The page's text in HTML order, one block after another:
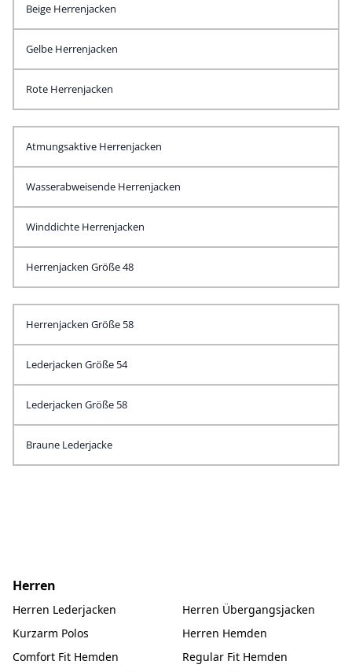
Beige Herrenjacken
Gelbe Herrenjacken
Rote Herrenjacken
Atmungsaktive Herrenjacken
Wasserabweisende Herrenjacken
Winddichte Herrenjacken
Herrenjacken Größe 48
Herrenjacken Größe 58
Lederjacken Größe 54
Lederjacken Größe 58
Braune Lederjacke
Herren
Herren Lederjacken
Herren Übergangsjacken
Kurzarm Polos
Herren Hemden
Comfort Fit Hemden
Regular Fit Hemden